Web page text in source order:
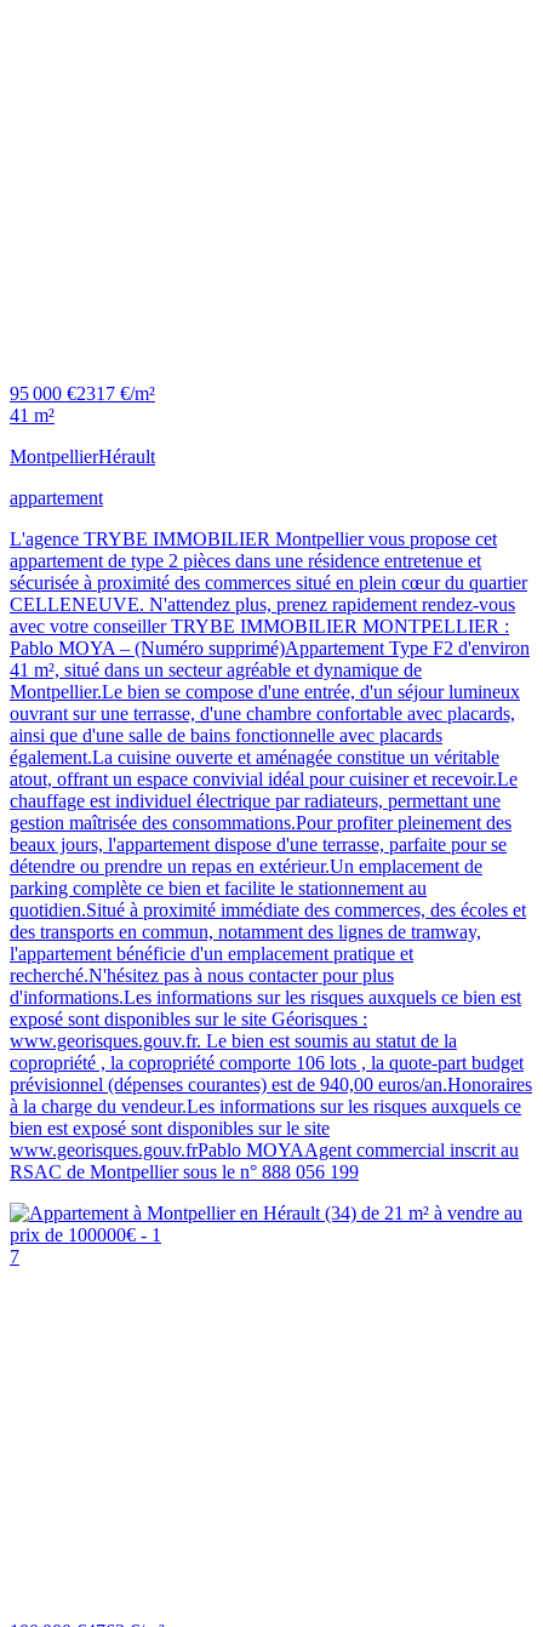
95 000 €2317 €/m²
41 m²
MontpellierHérault
appartement
L'agence TRYBE IMMOBILIER Montpellier vous propose cet
appartement de type 2 pièces dans une résidence entretenue et
sécurisée à proximité des commerces situé en plein cœur du quartier
CELLENEUVE. N'attendez plus, prenez rapidement rendez-vous
avec votre conseiller TRYBE IMMOBILIER MONTPELLIER :
Pablo MOYA – (Numéro supprimé)Appartement Type F2 d'environ
41 m², situé dans un secteur agréable et dynamique de
Montpellier.Le bien se compose d'une entrée, d'un séjour lumineux
ouvrant sur une terrasse, d'une chambre confortable avec placards,
ainsi que d'une salle de bains fonctionnelle avec placards
également.La cuisine ouverte et aménagée constitue un véritable
atout, offrant un espace convivial idéal pour cuisiner et recevoir.Le
chauffage est individuel électrique par radiateurs, permettant une
gestion maîtrisée des consommations.Pour profiter pleinement des
beaux jours, l'appartement dispose d'une terrasse, parfaite pour se
détendre ou prendre un repas en extérieur.Un emplacement de
parking complète ce bien et facilite le stationnement au
quotidien.Situé à proximité immédiate des commerces, des écoles et
des transports en commun, notamment des lignes de tramway,
l'appartement bénéficie d'un emplacement pratique et
recherché.N'hésitez pas à nous contacter pour plus
d'informations.Les informations sur les risques auxquels ce bien est
exposé sont disponibles sur le site Géorisques :
www.georisques.gouv.fr. Le bien est soumis au statut de la
copropriété , la copropriété comporte 106 lots , la quote-part budget
prévisionnel (dépenses courantes) est de 940,00 euros/an.Honoraires
à la charge du vendeur.Les informations sur les risques auxquels ce
bien est exposé sont disponibles sur le site
www.georisques.gouv.frPablo MOYAAgent commercial inscrit au
RSAC de Montpellier sous le n° 888 056 199
7